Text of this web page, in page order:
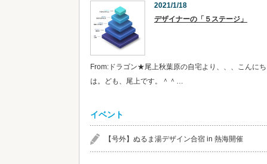
2021/1/18
デザイナーの「５ステージ」
From:ドラゴン★尾上秋葉原の自宅より、、、こんにち
は。ども、尾上です。＾＾…
イベント
【号外】ぬるま湯デザイン合宿 in 熱海開催